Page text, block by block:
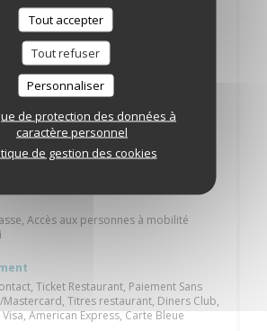
Tout accepter
Tout refuser
Personnaliser
de protection des données à
caractère personnel
de gestion des cookies
Traditionnelle, Alsacienne
Accès aux personnes à mobilité
Ticket Restaurant, Paiement Sans
Titres restaurant, Diners Club,
American Express, Carte Bleue